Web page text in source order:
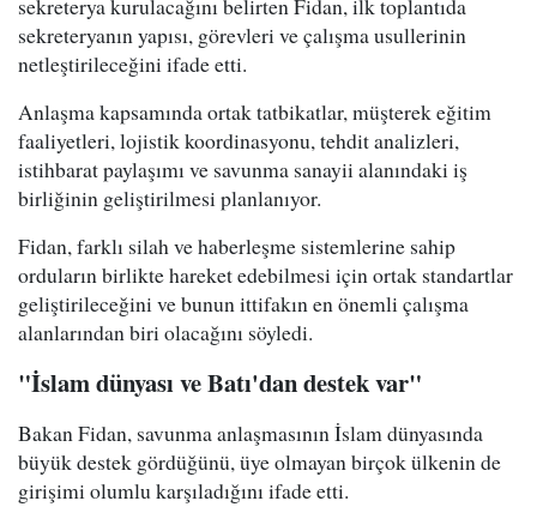
sekreterya kurulacağını belirten Fidan, ilk toplantıda
sekreteryanın yapısı, görevleri ve çalışma usullerinin
netleştirileceğini ifade etti.
Anlaşma kapsamında ortak tatbikatlar, müşterek eğitim
faaliyetleri, lojistik koordinasyonu, tehdit analizleri,
istihbarat paylaşımı ve savunma sanayii alanındaki iş
birliğinin geliştirilmesi planlanıyor.
Fidan, farklı silah ve haberleşme sistemlerine sahip
orduların birlikte hareket edebilmesi için ortak standartlar
geliştirileceğini ve bunun ittifakın en önemli çalışma
alanlarından biri olacağını söyledi.
"İslam dünyası ve Batı'dan destek var"
Bakan Fidan, savunma anlaşmasının İslam dünyasında
büyük destek gördüğünü, üye olmayan birçok ülkenin de
girişimi olumlu karşıladığını ifade etti.